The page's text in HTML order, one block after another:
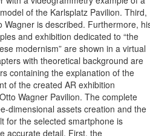
of the Karlsplatz Pavilion. Third,
Wagner is described. Furthermore,
and exhibition dedicated to “the
modernism” are shown in a virtual
with theoretical background are
containing the explanation of the
of the created AR exhibition
Wagner Pavilion. The complete
dimensional assets creation and the
for the selected smartphone is
accurate detail. First, the